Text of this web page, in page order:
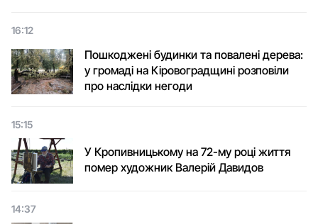
16:12
Пошкоджені будинки та повалені дерева:
у громаді на Кіровоградщині розповіли
про наслідки негоди
15:15
У Кропивницькому на 72-му році життя
помер художник Валерій Давидов
14:37